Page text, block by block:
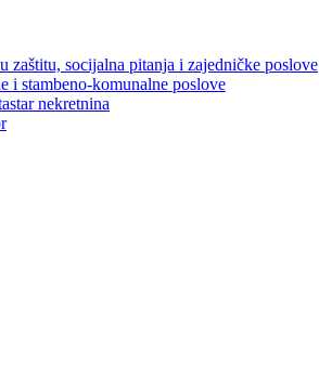
zaštitu, socijalna pitanja i zajedničke poslove
i stambeno-komunalne poslove
nekretnina